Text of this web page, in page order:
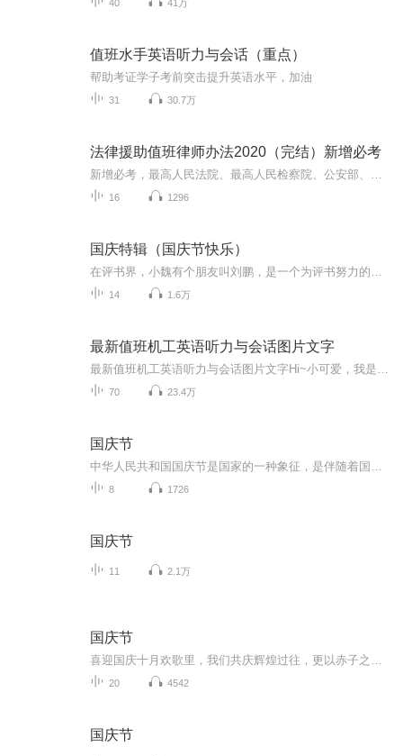
40 41万
值班水手英语听力与会话（重点）
帮助考证学子考前突击提升英语水平，加油
31 30.7万
法律援助值班律师办法2020（完结）新增必考
16 1296
国庆特辑（国庆节快乐）
14 1.6万
最新值班机工英语听力与会话图片文字
70 23.4万
国庆节
8 1726
国庆节
11 2.1万
国庆节
20 4542
国庆节